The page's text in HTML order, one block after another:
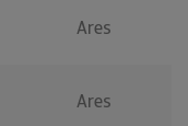
Ares
Ares